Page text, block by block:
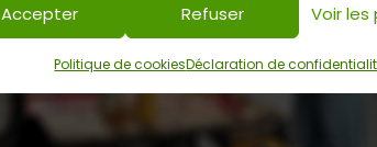
Accepter Refuser Voir
Politique de cookiesDéclaration de